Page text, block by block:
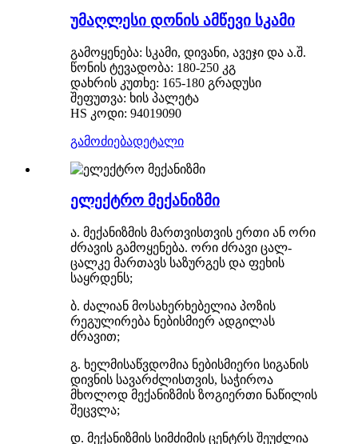
უმაღლესი დონის ამწევი სკამი
გამოყენება: სკამი, დივანი, ავეჯი და ა.შ.
წონის ტევადობა: 180-250 კგ
დახრის კუთხე: 165-180 გრადუსი
შეფუთვა: ხის პალეტა
HS კოდი: 94019090
გამოძიებადეტალი
ელექტრო მექანიზმი
ა. მექანიზმის მართვისთვის ერთი ან ორი
ძრავის გამოყენება. ორი ძრავი ცალ-
ცალკე მართავს საზურგეს და ფეხის
საყრდენს;
ბ. ძალიან მოსახერხებელია პოზის
რეგულირება ნებისმიერ ადგილას
ძრავით;
გ. ხელმისაწვდომია ნებისმიერი სიგანის
დივნის სავარძლისთვის, საჭიროა
მხოლოდ მექანიზმის ზოგიერთი ნაწილის
შეცვლა;
დ. მექანიზმის სიმძიმის ცენტრს შეუძლია